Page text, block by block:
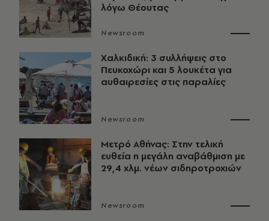
λόγω Θέουτας
Newsroom
Χαλκιδική: 3 συλλήψεις στο
Πευκοχώρι και 5 λουκέτα για
αυθαιρεσίες στις παραλίες
Newsroom
Μετρό Αθήνας: Στην τελική
ευθεία η μεγάλη αναβάθμιση με
29,4 χλμ. νέων σιδηροτροχιών
Newsroom